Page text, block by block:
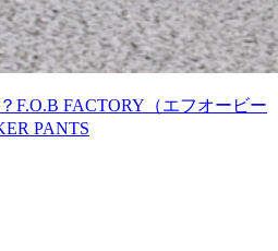
F.O.B FACTORY（エフオービー
PANTS